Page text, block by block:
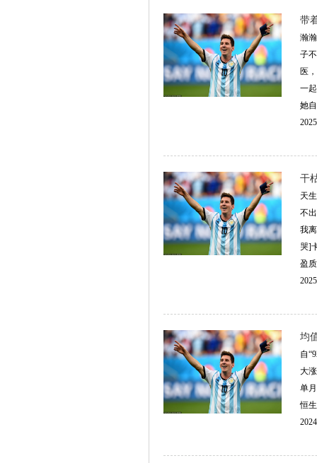
带
瀚
子
医
一
她
干
天
不
我
哭]
盈
均
自
大
单
恒